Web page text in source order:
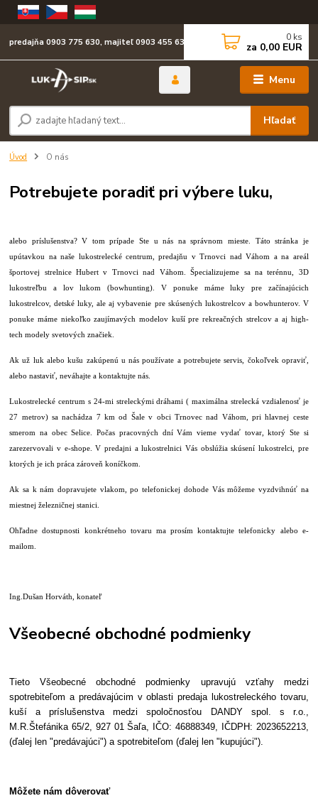
Menu
Hľadať
predajňa 0903 775 630, majiteľ 0903 455 630 0 ks
za 0,00 EUR
Úvod O nás
Potrebujete poradiť pri výbere luku,
alebo príslušenstva? V tom prípade Ste u nás na správnom mieste. Táto stránka je
upútavkou na naše lukostrelecké centrum, predajňu v Trnovci nad Váhom a na areál
športovej strelnice Hubert v Trnovci nad Váhom. Špecializujeme sa na terénnu, 3D
lukostreľbu a lov lukom (bowhunting). V ponuke máme luky pre začínajúcich
lukostrelcov, detské luky, ale aj vybavenie pre skúsených lukostrelcov a bowhunterov. V
ponuke máme niekoľko zaujímavých modelov kuší pre rekreačných strelcov a aj high-
tech modely svetových značiek.
Ak už luk alebo kušu zakúpenú u nás používate a potrebujete servis, čokoľvek opraviť,
alebo nastaviť, neváhajte a kontaktujte nás.
Lukostrelecké centrum s 24-mi streleckými dráhami ( maximálna strelecká vzdialenosť je
27 metrov) sa nachádza 7 km od Šale v obci Trnovec nad Váhom, pri hlavnej ceste
smerom na obec Selice. Počas pracovných dní Vám vieme vydať tovar, ktorý Ste si
zarezervovali v e-shope. V predajni a lukostrelnici Vás obslúžia skúsení lukostrelci, pre
ktorých je ich práca zároveň koníčkom.
Ak sa k nám dopravujete vlakom, po telefonickej dohode Vás môžeme vyzdvihnúť na
miestnej železničnej stanici.
Ohľadne dostupnosti konkrétneho tovaru ma prosím kontaktujte telefonicky alebo e-
mailom.
Ing.Dušan Horváth, konateľ
Všeobecné obchodné podmienky
Tieto Všeobecné obchodné podmienky upravujú vzťahy medzi
spotrebiteľom a predávajúcim v oblasti predaja lukostreleckého tovaru,
kuší a príslušenstva medzi spoločnosťou DANDY spol. s r.o.,
M.R.Štefánika 65/2, 927 01 Šaľa, IČO: 46888349, IČDPH: 2023652213,
(ďalej len "predávajúci") a spotrebiteľom (ďalej len "kupujúci").
Môžete nám dôverovať